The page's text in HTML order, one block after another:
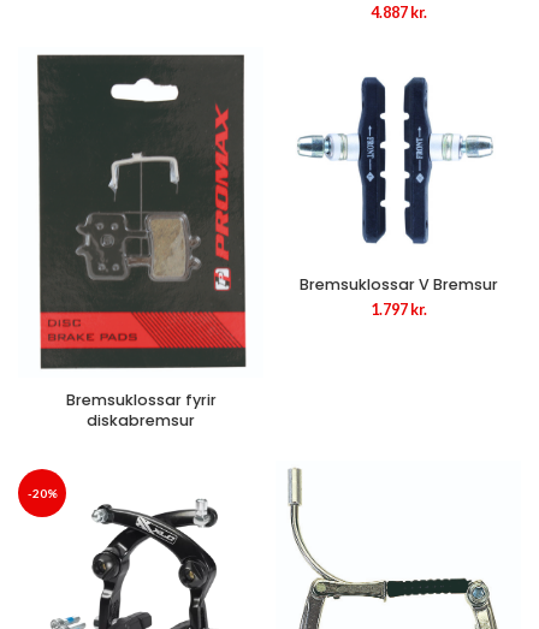
4.887 kr.
Bremsuklossar fyrir
diskabremsur
Bremsuklossar V Bremsur
1.797 kr.
-20%